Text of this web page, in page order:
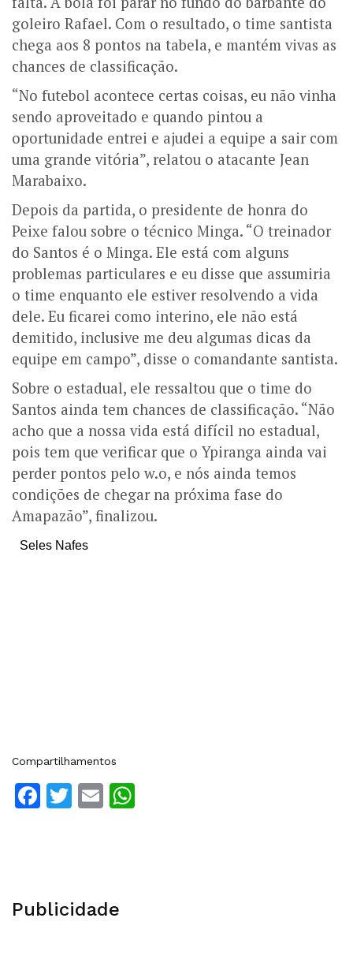
goleiro Rafael. Com o resultado, o time santista
chega aos 8 pontos na tabela, e mantém vivas as
chances de classificação.
“No futebol acontece certas coisas, eu não vinha
sendo aproveitado e quando pintou a
oportunidade entrei e ajudei a equipe a sair com
uma grande vitória”, relatou o atacante Jean
Marabaixo.
Depois da partida, o presidente de honra do
Peixe falou sobre o técnico Minga. “O treinador
do Santos é o Minga. Ele está com alguns
problemas particulares e eu disse que assumiria
o time enquanto ele estiver resolvendo a vida
dele. Eu ficarei como interino, ele não está
demitido, inclusive me deu algumas dicas da
equipe em campo”, disse o comandante santista.
Sobre o estadual, ele ressaltou que o time do
Santos ainda tem chances de classificação. “Não
acho que a nossa vida está difícil no estadual,
pois tem que verificar que o Ypiranga ainda vai
perder pontos pelo w.o, e nós ainda temos
condições de chegar na próxima fase do
Amapazão”, finalizou.
Seles Nafes
Compartilhamentos
Facebook
Twitter
Email
Publicidade